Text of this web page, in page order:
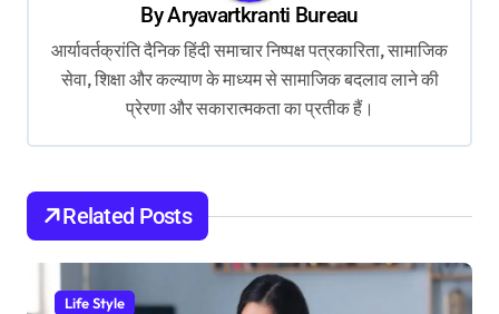
o
n
ByAryavartkranti Bureau
आर्यावर्तक्रांति दैनिक हिंदी समाचार निष्पक्ष पत्रकारिता, सामाजिक
सेवा, शिक्षा और कल्याण के माध्यम से सामाजिक बदलाव लाने की
प्रेरणा और सकारात्मकता का प्रतीक हैं।
Related Posts
Life Style